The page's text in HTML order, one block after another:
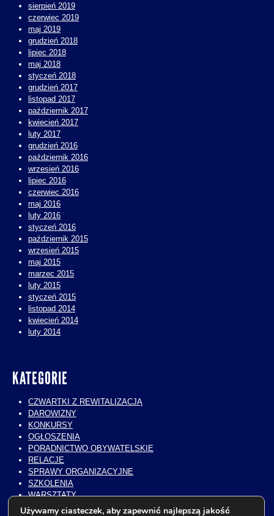
sierpień 2019
czerwiec 2019
maj 2019
grudzień 2018
lipiec 2018
maj 2018
styczeń 2018
grudzień 2017
listopad 2017
październik 2017
kwiecień 2017
luty 2017
grudzień 2016
październik 2016
wrzesień 2016
lipiec 2016
czerwiec 2016
maj 2016
luty 2016
styczeń 2016
październik 2015
wrzesień 2015
maj 2015
marzec 2015
luty 2015
styczeń 2015
listopad 2014
kwiecień 2014
luty 2014
KATEGORIE
CZWARTKI Z REWITALIZACJĄ
DAROWIZNY
KONKURSY
OGŁOSZENIA
PORADNICTWO OBYWATELSKIE
RELACJE
SPRAWY ORGANIZACYJNE
SZKOLENIA
WARSZTATY
WIZYTY STUDIALNE
Używamy ciasteczek, aby zapewnić najlepszą jakość